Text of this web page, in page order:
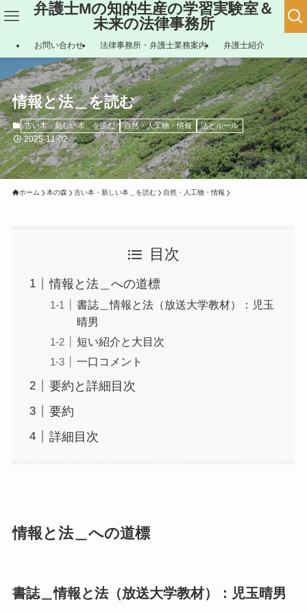
弁護士Mの知的生産の学習実験室＆
未来の法律事務所
お問い合わせ 法律事務所・弁護士業務案内 弁護士紹介
情報と法＿を読む
古い本・新しい本＿を読む 自然・人工物・情報 法とルール
2025-11-02
ホーム 本の森 古い本・新しい本＿を読む 自然・人工物・情報
目次
情報と法＿への道標
書誌＿情報と法（放送大学教材）：児玉
晴男
短い紹介と大目次
一口コメント
要約と詳細目次
要約
詳細目次
情報と法＿への道標
書誌＿情報と法（放送大学教材）：児玉晴男